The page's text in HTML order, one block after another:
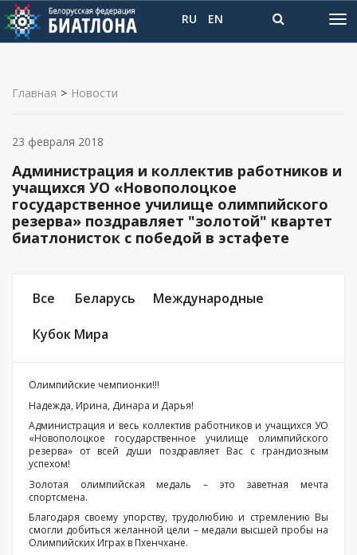
RU EN
Главная > Новости
Администрация и коллектив работников и
учащихся УО «Новополоцкое
государственное училище олимпийского
резерва» поздравляет "золотой" квартет
биатлонисток с победой в эстафете
Все Беларусь Международные
Кубок Мира
23 февраля 2018
Олимпийские чемпионки!!!
Надежда, Ирина, Динара и Дарья!
Администрация и весь коллектив работников и учащихся УО
«Новополоцкое государственное училище олимпийского
резерва» от всей души поздравляет Вас с грандиозным
успехом!
Золотая олимпийская медаль – это заветная мечта
спортсмена.
Благодаря своему упорству, трудолюбию и стремлению Вы
смогли добиться желанной цели – медали высшей пробы на
Олимпийских Играх в Пхенчхане.